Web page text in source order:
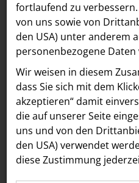
MELDUNGEN
LOEBELL NORDBERG
INNER
aehre
Astoria Artshow
B/S/H Hausgeräte
Meldungen / The Companion
Text Bilder
09.03.2026
Mehr Flair
fortlaufend zu
von uns sowie von
den USA) unter anderem
personenbezogene
Wir weisen in diesem
dass Sie sich mit dem
akzeptieren“ damit
die auf unserer Seite
uns und von den
den USA) verwendet
diese Zustimmung